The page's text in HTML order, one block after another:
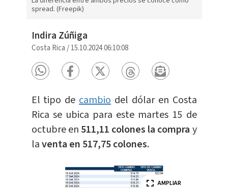
spread. (Freepik)
Indira Zúñiga
Costa Rica /15.10.2024 06:10:08
El tipo decambio del dólar en Costa
Rica se ubica para este martes 15 de
octubre en 511,11 colones la compra y
laventa en 517,75 colones.
AMPLIAR